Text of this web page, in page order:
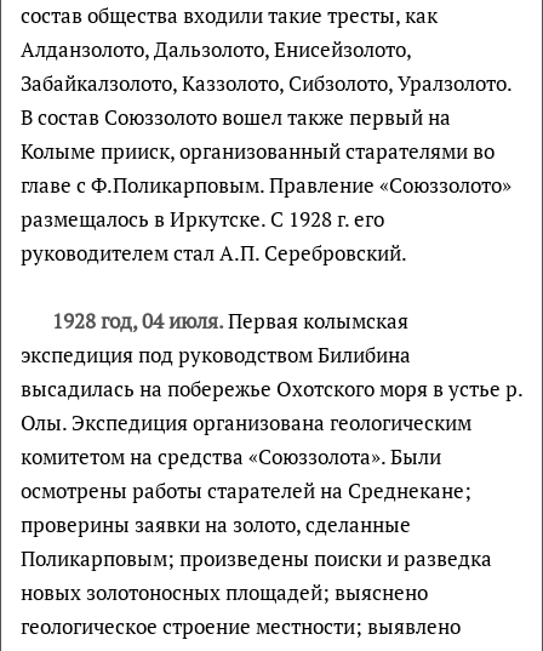
состав общества входили такие тресты, как
Алданзолото, Дальзолото, Енисейзолото,
Забайкалзолото, Каззолото, Сибзолото, Уралзолото.
В состав Союззолото вошел также первый на
Колыме прииск, организованный старателями во
главе с Ф.Поликарповым. Правление «Союззолото»
размещалось в Иркутске. С 1928 г. его
руководителем стал А.П. Серебровский.
1928 год, 04 июля.Первая колымская
экспедиция под руководством Билибина
высадилась на побережье Охотского моря в устье р.
Олы. Экспедиция организована геологическим
комитетом на средства «Союззолота». Были
осмотрены работы старателей на Среднекане;
проверины заявки на золото, сделанные
Поликарповым; произведены поиски и разведка
новых золотоносных площадей; выяснено
геологическое строение местности; выявлено